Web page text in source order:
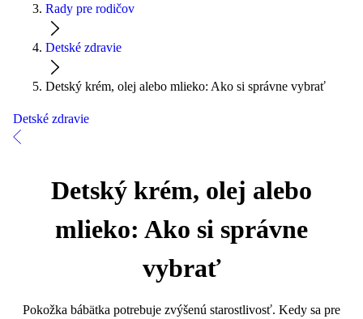
Rady pre rodičov
Detské zdravie
Detský krém, olej alebo mlieko: Ako si správne vybrať
Detské zdravie
Detský krém, olej alebo
mlieko: Ako si správne
vybrať
Pokožka bábätka potrebuje zvýšenú starostlivosť. Kedy sa pre